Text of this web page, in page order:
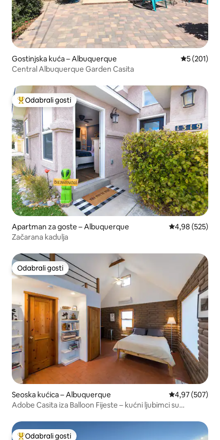
Gostinjska kuća – Albuquerque Prosječna
5 (201)
Central Albuquerque Garden Casita
Među najviše rangiranima s oznakom „Odabrali gosti”
Odabrali gosti
Apartman za goste – Albuquerque Prosječna
4,98 (525)
Začarana kadulja
Odabrali gosti
Odabrali gosti
Seoska kućica – Albuquerque Prosječna
4,97 (507)
Adobe Casita iza Balloon Fijeste – kućni ljubimci su
Odabrali gosti